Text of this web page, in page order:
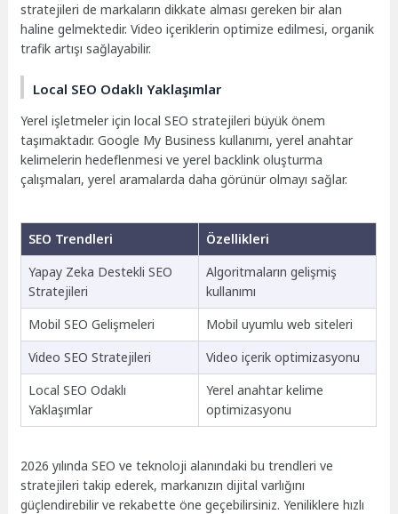
stratejileri de markaların dikkate alması gereken bir alan
haline gelmektedir. Video içeriklerin optimize edilmesi, organik
trafik artışı sağlayabilir.
Local SEO Odaklı Yaklaşımlar
Yerel işletmeler için local SEO stratejileri büyük önem
taşımaktadır. Google My Business kullanımı, yerel anahtar
kelimelerin hedeflenmesi ve yerel backlink oluşturma
çalışmaları, yerel aramalarda daha görünür olmayı sağlar.
SEO Trendleri
Özellikleri
Yapay Zeka Destekli SEO
Stratejileri
Algoritmaların gelişmiş
kullanımı
Mobil SEO Gelişmeleri
Mobil uyumlu web siteleri
Video SEO Stratejileri
Video içerik optimizasyonu
Local SEO Odaklı
Yaklaşımlar
Yerel anahtar kelime
optimizasyonu
2026 yılında SEO ve teknoloji alanındaki bu trendleri ve
stratejileri takip ederek, markanızın dijital varlığını
güçlendirebilir ve rekabette öne geçebilirsiniz. Yeniliklere hızlı